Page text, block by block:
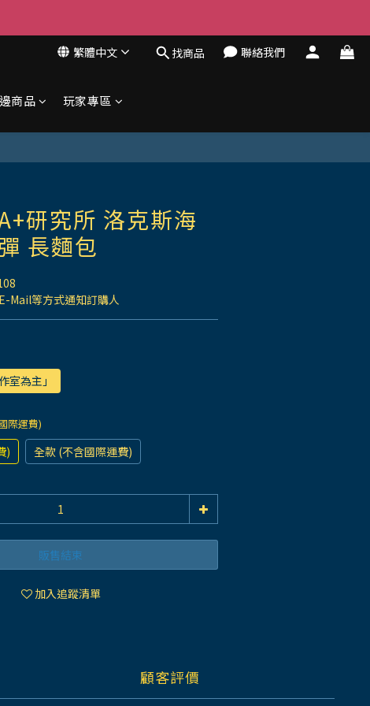
繁體中文 找商品 聯絡我們
商品 玩家專區
研究所 洛克斯海
長麵包
Mail等方式通知訂購人
室為主」
際運費)
) 全款 (不含國際運費)
販售結束
加入追蹤清單
顧客評價